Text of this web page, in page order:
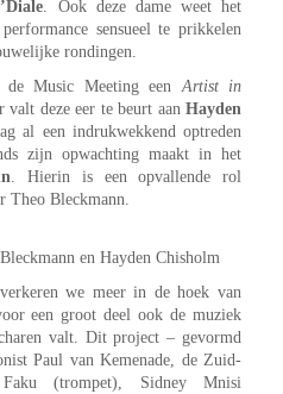
. Ook deze dame weet het
sensueel te prikkelen
rondingen.
de Music Meeting eenArtist in
valt deze eer te beurt aan Hayden
al een indrukwekkend optreden
zijn opwachting maakt in het
. Hierin is een opvallende rol
Theo Bleckmann.
we meer in de hoek van
een groot deel ook de muziek
valt. Dit project – gevormd
Paul van Kemenade, de Zuid-
(trompet), Sidney Mnisi